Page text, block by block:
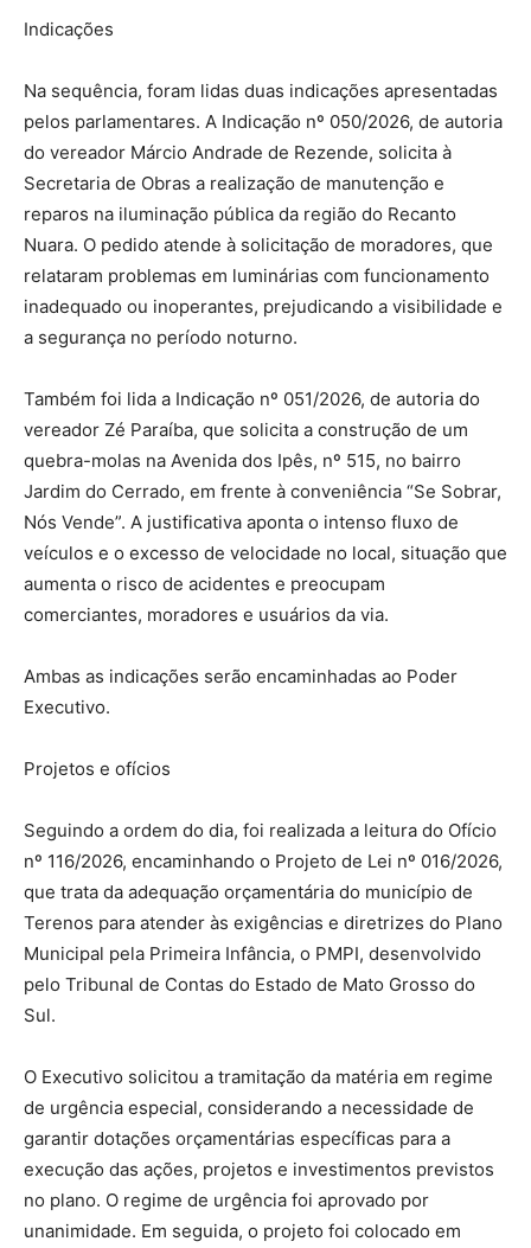
Indicações
Na sequência, foram lidas duas indicações apresentadas
pelos parlamentares. A Indicação nº 050/2026, de autoria
do vereador Márcio Andrade de Rezende, solicita à
Secretaria de Obras a realização de manutenção e
reparos na iluminação pública da região do Recanto
Nuara. O pedido atende à solicitação de moradores, que
relataram problemas em luminárias com funcionamento
inadequado ou inoperantes, prejudicando a visibilidade e
a segurança no período noturno.
Também foi lida a Indicação nº 051/2026, de autoria do
vereador Zé Paraíba, que solicita a construção de um
quebra-molas na Avenida dos Ipês, nº 515, no bairro
Jardim do Cerrado, em frente à conveniência “Se Sobrar,
Nós Vende”. A justificativa aponta o intenso fluxo de
veículos e o excesso de velocidade no local, situação que
aumenta o risco de acidentes e preocupam
comerciantes, moradores e usuários da via.
Ambas as indicações serão encaminhadas ao Poder
Executivo.
Projetos e ofícios
Seguindo a ordem do dia, foi realizada a leitura do Ofício
nº 116/2026, encaminhando o Projeto de Lei nº 016/2026,
que trata da adequação orçamentária do município de
Terenos para atender às exigências e diretrizes do Plano
Municipal pela Primeira Infância, o PMPI, desenvolvido
pelo Tribunal de Contas do Estado de Mato Grosso do
Sul.
O Executivo solicitou a tramitação da matéria em regime
de urgência especial, considerando a necessidade de
garantir dotações orçamentárias específicas para a
execução das ações, projetos e investimentos previstos
no plano. O regime de urgência foi aprovado por
unanimidade. Em seguida, o projeto foi colocado em